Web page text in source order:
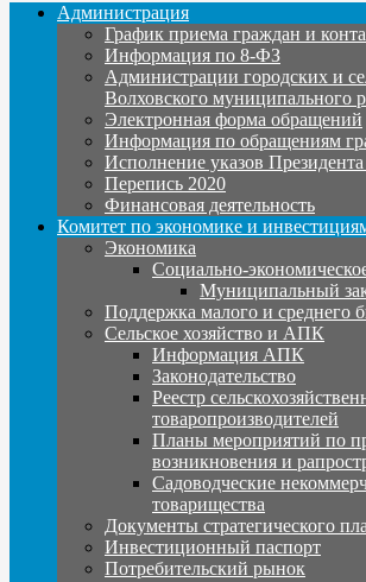
Администрация
График приема граждан и
Информация по 8-ФЗ
Администрации городских и
Волховского муниципального
Электронная форма обращений
Информация по обращениям
Исполнение указов
Перепись 2020
Финансовая деятельность
Комитет по экономике и
Экономика
Социально-
Муниципальный
Поддержка малого и среднего
Сельское хозяйство и АПК
Информация АПК
Законодательство
Реестр
товаропроизводителей
Планы мероприятий по
возникновения и
Садоводческие
товарищества
Документы стратегического
Инвестиционный паспорт
Потребительский рынок